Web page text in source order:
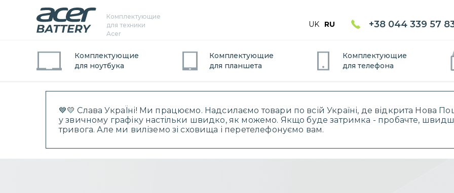
💙💛 Слава УкраЇні! Ми працюємо. Надсилаємо товари по всій Україні, де відкрита Нова
у звичному графіку настільки швидко, як можемо. Якщо буде затримка - пробачте,
тривога. Але ми виліземо зі сховища і перетелефонуємо вам.
Комплектующие
для техники
Acer
UK RU +38 044 339 57
Комплектующие
для ноутбука
Комплектующие
для планшета
Комплектующие
для телефона